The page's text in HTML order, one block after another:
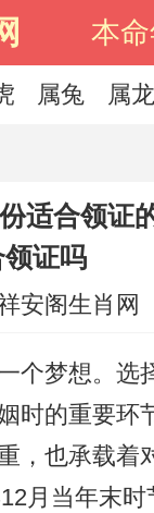
本
属兔 属龙
适合领证
证吗
安阁生肖网
个梦想。选
时的重要环
，也承载着
月当年末时